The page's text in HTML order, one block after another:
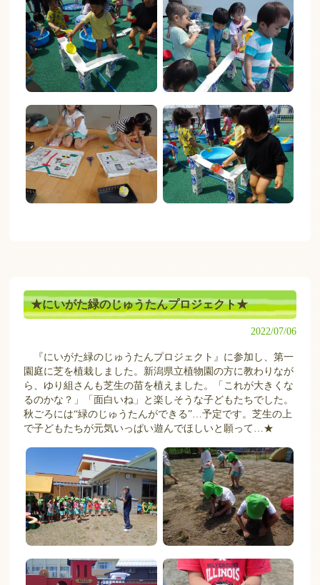
★にいがた緑のじゅうたんプロジェクト★
2022/07/06
『にいがた緑のじゅうたんプロジェクト』に参加し、第一
園庭に芝を植栽しました。新潟県立植物園の方に教わりなが
ら、ゆり組さんも芝生の苗を植えました。「これが大きくな
るのかな？」「面白いね」と楽しそうな子どもたちでした。
秋ごろには“緑のじゅうたんができる”…予定です。芝生の上
で子どもたちが元気いっぱい遊んでほしいと願って…★